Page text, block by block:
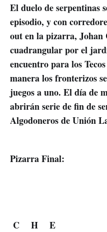
El duelo de serpentinas
episodio, y con
out en la pizarra, Johan
cuadrangular por el
encuentro para los
manera los fronterizos
juegos a uno. El día de
abrirán serie de fin de
Algodoneros de Unión
Pizarra Final:
1 2 3 4
C H E